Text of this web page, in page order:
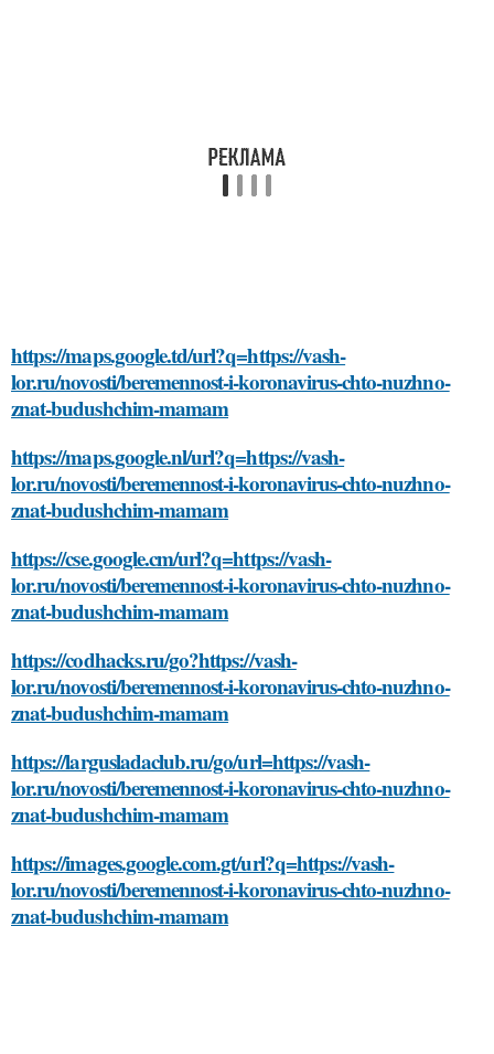
https://maps.google.td/url?q=https://vash-
lor.ru/novosti/beremennost-i-koronavirus-chto-nuzhno-
znat-budushchim-mamam
https://maps.google.nl/url?q=https://vash-
lor.ru/novosti/beremennost-i-koronavirus-chto-nuzhno-
znat-budushchim-mamam
https://cse.google.cm/url?q=https://vash-
lor.ru/novosti/beremennost-i-koronavirus-chto-nuzhno-
znat-budushchim-mamam
https://codhacks.ru/go?https://vash-
lor.ru/novosti/beremennost-i-koronavirus-chto-nuzhno-
znat-budushchim-mamam
https://largusladaclub.ru/go/url=https://vash-
lor.ru/novosti/beremennost-i-koronavirus-chto-nuzhno-
znat-budushchim-mamam
https://images.google.com.gt/url?q=https://vash-
lor.ru/novosti/beremennost-i-koronavirus-chto-nuzhno-
znat-budushchim-mamam